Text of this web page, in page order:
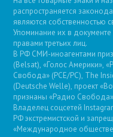
распространяется
являются собственностью
Упоминание их в
правами третьих лиц.
В РФ СМИ-иноагентами
(Belsat), «Голос Америки»,
Свобода» (PCE/PC), The
(Deutsche Welle), проект
признаны «Радио
Владелец соцсетей
РФ экстремистской и
«Международное